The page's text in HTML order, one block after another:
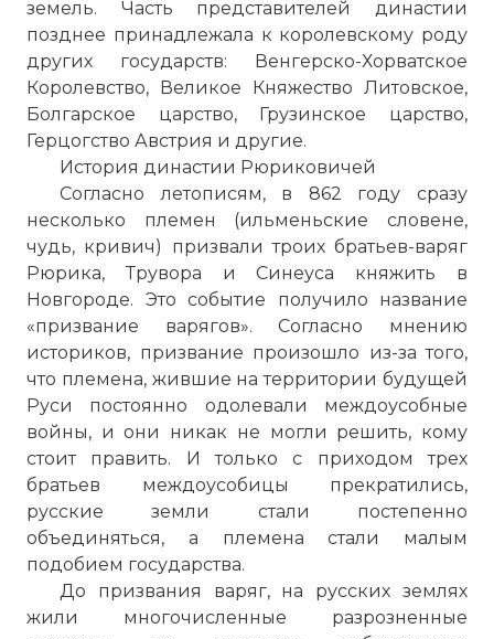
земель. Часть представителей династии
позднее принадлежала к королевскому роду
других государств: Венгерско-Хорватское
Королевство, Великое Княжество Литовское,
Болгарское царство, Грузинское царство,
Герцогство Австрия и другие.
История династии Рюриковичей
Согласно летописям, в 862 году сразу
несколько племен (ильменьские словене,
чудь, кривич) призвали троих братьев-варяг
Рюрика, Трувора и Синеуса княжить в
Новгороде. Это событие получило название
«призвание варягов». Согласно мнению
историков, призвание произошло из-за того,
что племена, жившие на территории будущей
Руси постоянно одолевали междоусобные
войны, и они никак не могли решить, кому
стоит править. И только с приходом трех
братьев междоусобицы прекратились,
русские земли стали постепенно
объединяться, а племена стали малым
подобием государства.
До призвания варяг, на русских землях
жили многочисленные разрозненные